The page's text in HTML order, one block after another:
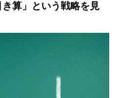
算」という戦略を見